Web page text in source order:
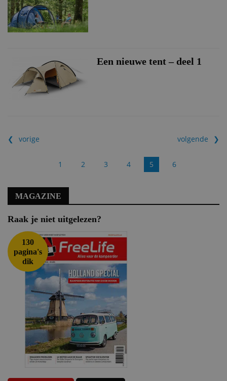
Een nieuwe tent – deel 1
vorige
1 2 3 4 5 6
volgende
MAGAZINE
Raak je niet uitgelezen?
130
pagina's
dik